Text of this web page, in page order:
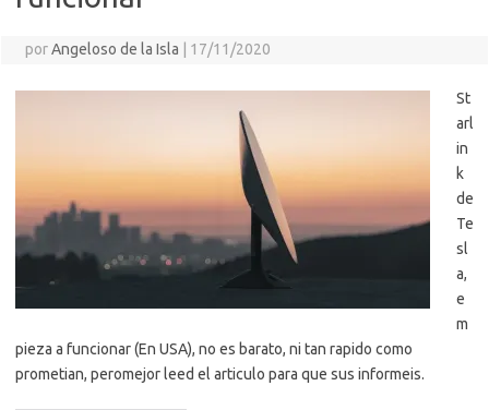
r
porAngeloso de la Isla 17/11/2020
St
arl
in
k
de
Te
sl
a,
e
m
pieza a funcionar (En USA), no es barato, ni tan rapido como
prometian, peromejor leed el articulo para que sus informeis.